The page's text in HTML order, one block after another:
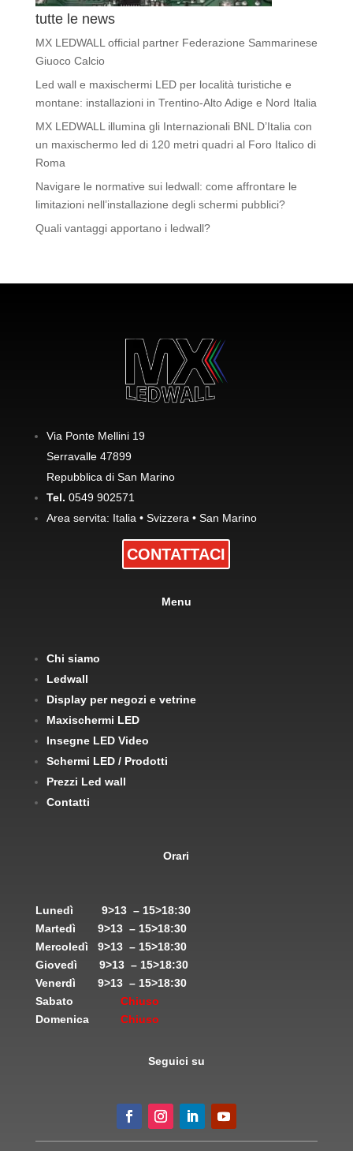
tutte le news
MX LEDWALL official partner Federazione Sammarinese
Giuoco Calcio
Led wall e maxischermi LED per località turistiche e
montane: installazioni in Trentino-Alto Adige e Nord Italia
MX LEDWALL illumina gli Internazionali BNL D’Italia con
un maxischermo led di 120 metri quadri al Foro Italico di
Roma
Navigare le normative sui ledwall: come affrontare le
limitazioni nell’installazione degli schermi pubblici?
Quali vantaggi apportano i ledwall?
Via Ponte Mellini 19
Serravalle 47899
Repubblica di San Marino
Tel. 0549 902571
Area servita: Italia • Svizzera • San Marino
CONTATTACI
Menu
Chi siamo
Ledwall
Display per negozi e vetrine
Maxischermi LED
Insegne LED Video
Schermi LED / Prodotti
Prezzi Led wall
Contatti
Orari
Lunedì 9>13 – 15>18:30
Martedì 9>13 – 15>18:30
Mercoledì 9>13 – 15>18:30
Giovedì 9>13 – 15>18:30
Venerdì 9>13 – 15>18:30
Sabato
Chiuso
Domenica
Chiuso
Seguici su